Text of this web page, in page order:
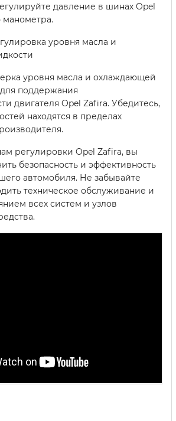
давление в шинах Opel
уровня масла и
уровня масла и охлаждающей
поддержания
двигателя Opel Zafira. Убедитесь,
находятся в пределах
регулировки Opel Zafira, вы
безопасность и эффективность
автомобиля. Не забывайте
техническое обслуживание и
всех систем и узлов